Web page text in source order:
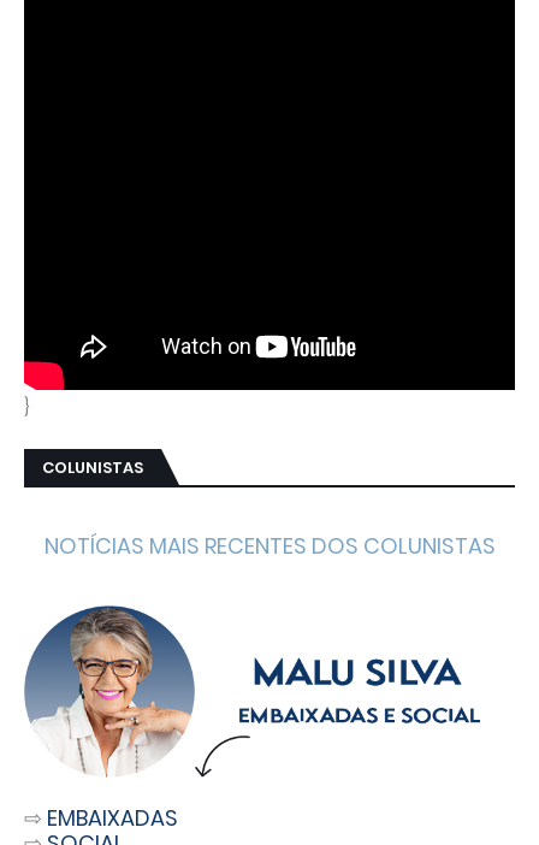
}
COLUNISTAS
NOTÍCIAS MAIS RECENTES DOS COLUNISTAS
⇨ EMBAIXADAS